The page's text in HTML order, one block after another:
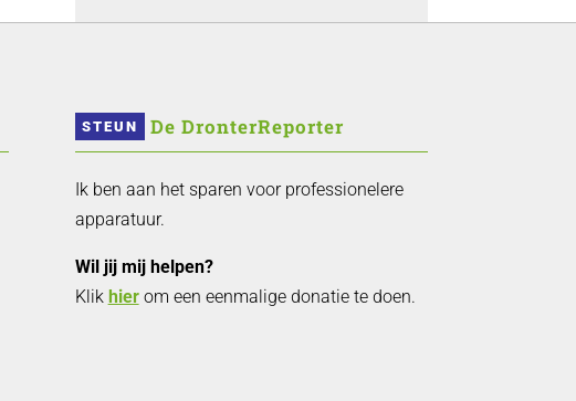
STEUN De DronterReporter
Ik ben aan het sparen voor professionelere
apparatuur.
Wil jij mij helpen?
Klik hierom een eenmalige donatie te doen.